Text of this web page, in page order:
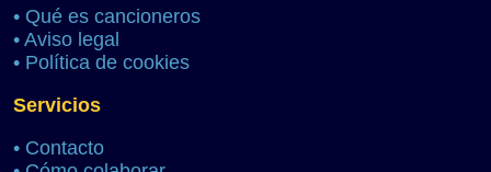
• Qué es cancioneros
• Aviso legal
• Política de cookies
Servicios
• Contacto